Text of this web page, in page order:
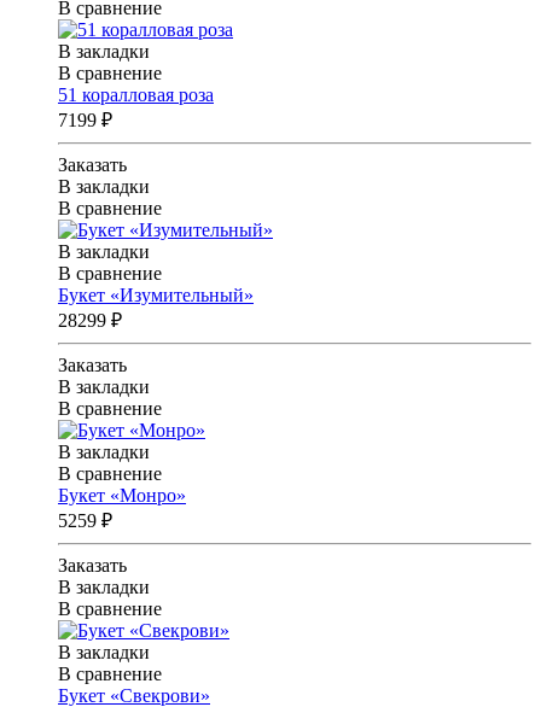
В сравнение
В закладки
В сравнение
51 коралловая роза
7199 ₽
Заказать
В закладки
В сравнение
В закладки
В сравнение
Букет «Изумительный»
28299 ₽
Заказать
В закладки
В сравнение
В закладки
В сравнение
Букет «Монро»
5259 ₽
Заказать
В закладки
В сравнение
В закладки
В сравнение
Букет «Свекрови»